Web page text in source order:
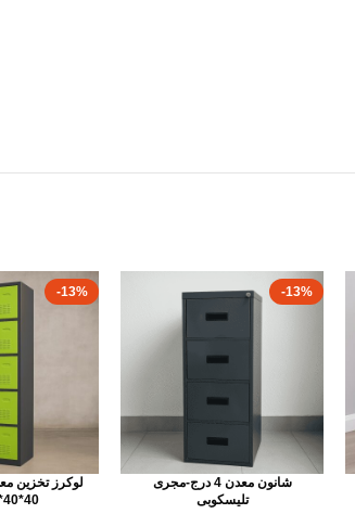
-13%
شانون معدن 4 درج-مجرى
تليسكوبى
-13%